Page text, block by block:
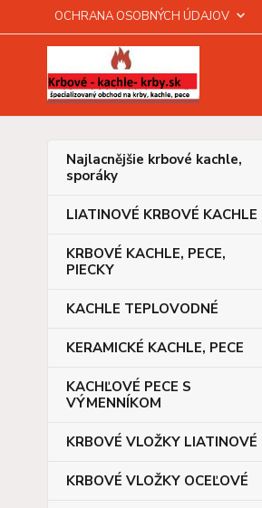
OCHRANA OSOBNÝCH ÚDAJOV
Najlacnějšie krbové kachle,
sporáky
LIATINOVÉ KRBOVÉ KACHLE
KRBOVÉ KACHLE, PECE,
PIECKY
KACHLE TEPLOVODNÉ
KERAMICKÉ KACHLE, PECE
KACHĽOVÉ PECE S
VÝMENNÍKOM
KRBOVÉ VLOŽKY LIATINOVÉ
KRBOVÉ VLOŽKY OCEĽOVÉ